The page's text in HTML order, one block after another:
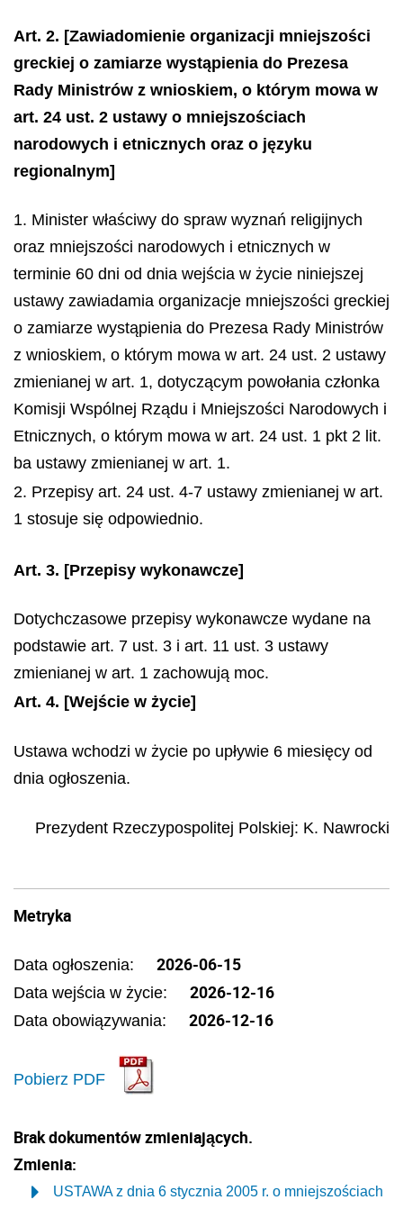
Art. 2. [Zawiadomienie organizacji mniejszości
greckiej o zamiarze wystąpienia do Prezesa
Rady Ministrów z wnioskiem, o którym mowa w
art. 24 ust. 2 ustawy o mniejszościach
narodowych i etnicznych oraz o języku
regionalnym]
1. Minister właściwy do spraw wyznań religijnych
oraz mniejszości narodowych i etnicznych w
terminie 60 dni od dnia wejścia w życie niniejszej
ustawy zawiadamia organizacje mniejszości greckiej
o zamiarze wystąpienia do Prezesa Rady Ministrów
z wnioskiem, o którym mowa w art. 24 ust. 2 ustawy
zmienianej w art. 1, dotyczącym powołania członka
Komisji Wspólnej Rządu i Mniejszości Narodowych i
Etnicznych, o którym mowa w art. 24 ust. 1 pkt 2 lit.
ba ustawy zmienianej w art. 1.
2. Przepisy art. 24 ust. 4-7 ustawy zmienianej w art.
1 stosuje się odpowiednio.
Art. 3. [Przepisy wykonawcze]
Dotychczasowe przepisy wykonawcze wydane na
podstawie art. 7 ust. 3 i art. 11 ust. 3 ustawy
zmienianej w art. 1 zachowują moc.
Art. 4. [Wejście w życie]
Ustawa wchodzi w życie po upływie 6 miesięcy od
dnia ogłoszenia.
Prezydent Rzeczypospolitej Polskiej: K. Nawrocki
Metryka
Data ogłoszenia: 2026-06-15
Data wejścia w życie: 2026-12-16
Data obowiązywania: 2026-12-16
Pobierz PDF
Brak dokumentów zmieniających.
Zmienia:
USTAWA z dnia 6 stycznia 2005 r. o mniejszościach